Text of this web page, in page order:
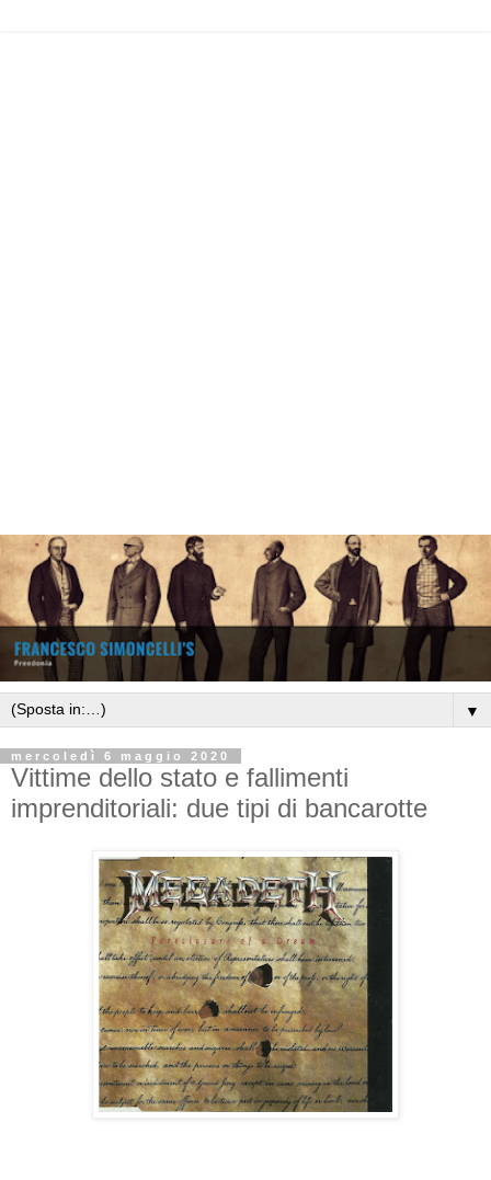
▼
mercoledì 6 maggio 2020
Vittime dello stato e fallimenti
imprenditoriali: due tipi di bancarotte